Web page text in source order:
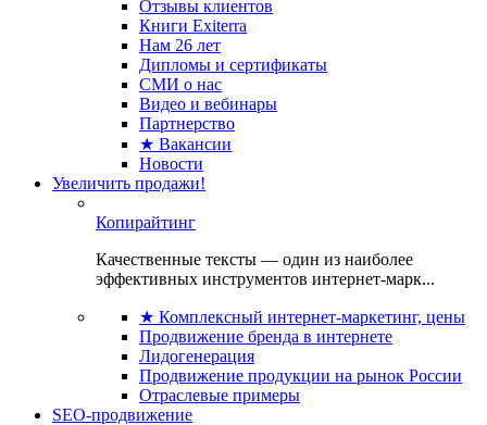
Отзывы клиентов
Книги Exiterra
Нам 26 лет
Дипломы и сертификаты
СМИ о нас
Видео и вебинары
Партнерство
★ Вакансии
Новости
Увеличить продажи!
Копирайтинг
Качественные тексты — один из наиболее
эффективных инструментов интернет-марк...
★ Комплексный интернет-маркетинг, цены
Продвижение бренда в интернете
Лидогенерация
Продвижение продукции на рынок России
Отраслевые примеры
SEO-продвижение